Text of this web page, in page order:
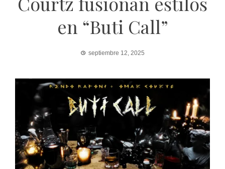
en “Buti Call”
septiembre 12, 2025